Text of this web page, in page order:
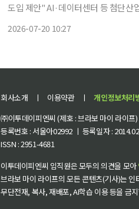
도입 제안" AI·데이터센터 등 첨단산업 확산으로 급증하는 전력수요에 대응하려면, 한국전
2026-07-20 10:27
회사소개 ㅣ 이용약관 ㅣ 개인정보처리
㈜이투데이피엔씨 (제호 : 브라보 마이 라이
등록번호 : 서울아02992 ㅣ 등록일자 :
ISSN : 2951-4681
이투데이피엔씨 임직원은 모두의 의견을 모아
브라보 마이 라이프의 모든 콘텐츠(기사)는
무단전재, 복사, 재배포, AI학습 이용 등을 금